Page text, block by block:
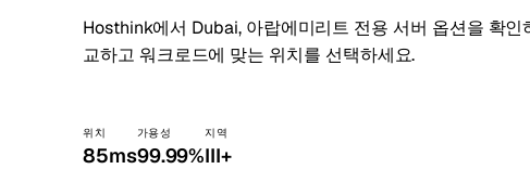
Hosthink에서 Dubai, 아랍에미리트 전용 서버 옵션을 확인
교하고 워크로드에 맞는 위치를 선택하세요.
위치
85ms
가용성
99.99%
지역
III+